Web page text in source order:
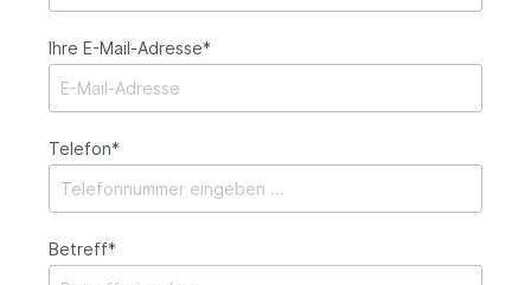
Ihre E-Mail-Adresse*
Telefon*
Betreff*